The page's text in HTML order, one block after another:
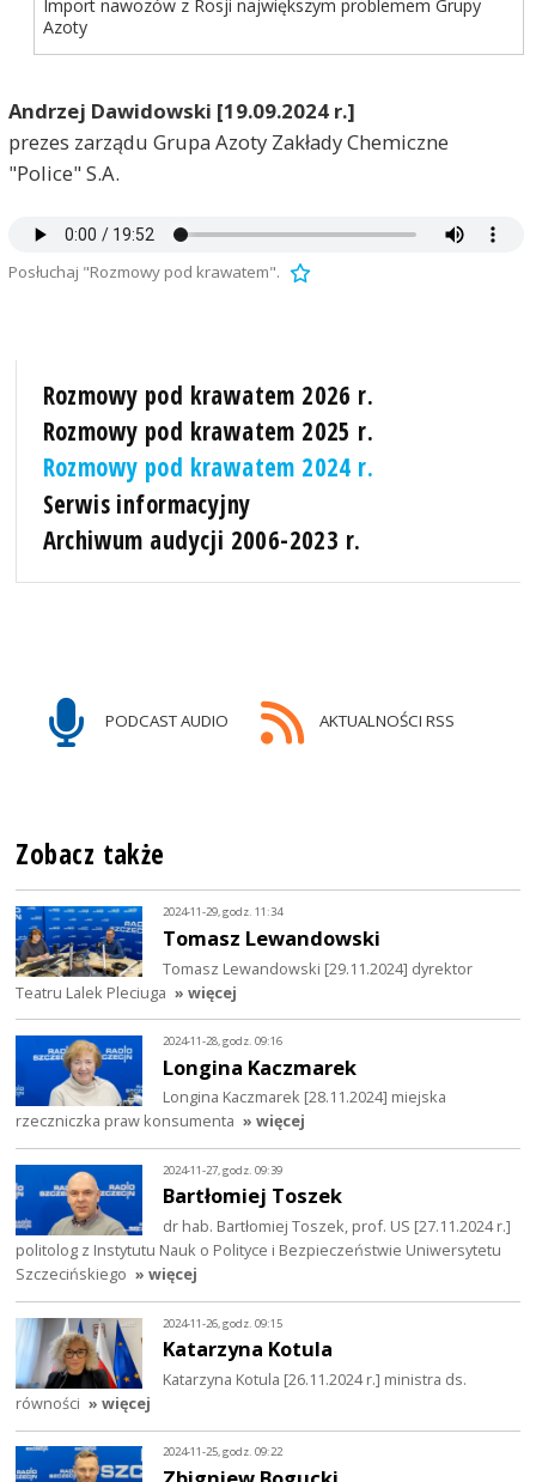
Import nawozów z Rosji największym problemem Grupy
Azoty
Andrzej Dawidowski [19.09.2024 r.]
prezes zarządu Grupa Azoty Zakłady Chemiczne
"Police" S.A.
Posłuchaj "Rozmowy pod krawatem".
Rozmowy pod krawatem 2026 r.
Rozmowy pod krawatem 2025 r.
Rozmowy pod krawatem 2024 r.
Serwis informacyjny
Archiwum audycji 2006-2023 r.
PODCAST AUDIO AKTUALNOŚCI RSS
Zobacz także
2024-11-29, godz. 11:34
Tomasz Lewandowski
Tomasz Lewandowski [29.11.2024] dyrektor
Teatru Lalek Pleciuga » więcej
2024-11-28, godz. 09:16
Longina Kaczmarek
Longina Kaczmarek [28.11.2024] miejska
rzeczniczka praw konsumenta » więcej
2024-11-27, godz. 09:39
Bartłomiej Toszek
dr hab. Bartłomiej Toszek, prof. US [27.11.2024 r.]
politolog z Instytutu Nauk o Polityce i Bezpieczeństwie Uniwersytetu
Szczecińskiego » więcej
2024-11-26, godz. 09:15
Katarzyna Kotula
Katarzyna Kotula [26.11.2024 r.] ministra ds.
równości » więcej
2024-11-25, godz. 09:22